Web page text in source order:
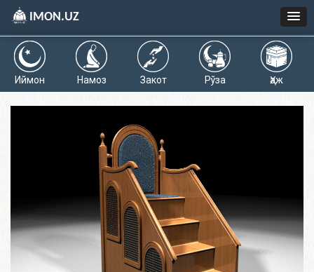
IMON.UZ
Иймон Намоз Закот Рўза Ҳаж